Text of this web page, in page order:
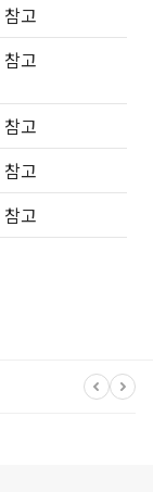
고
고
고
고
고